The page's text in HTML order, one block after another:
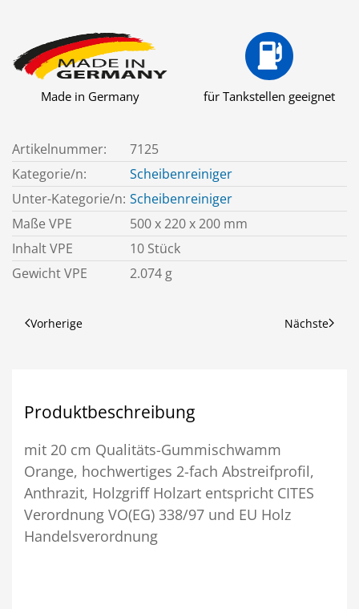
Made in Germany für Tankstellen geeignet
Artikelnummer:
7125
Kategorie/n:
Scheibenreiniger
Unter-Kategorie/n: Scheibenreiniger
Maße VPE
500 x 220 x 200 mm
Inhalt VPE
10 Stück
Gewicht VPE
2.074 g
Vorherige Nächste
Produktbeschreibung
mit 20 cm Qualitäts-Gummischwamm
Orange, hochwertiges 2-fach Abstreifprofil,
Anthrazit, Holzgriff Holzart entspricht CITES
Verordnung VO(EG) 338/97 und EU Holz
Handelsverordnung